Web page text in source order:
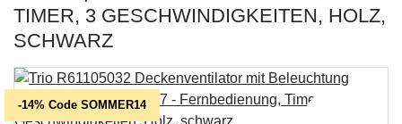
TIMER, 3 GESCHWINDIGKEITEN, HOLZ,
SCHWARZ
-14% Code SOMMER14